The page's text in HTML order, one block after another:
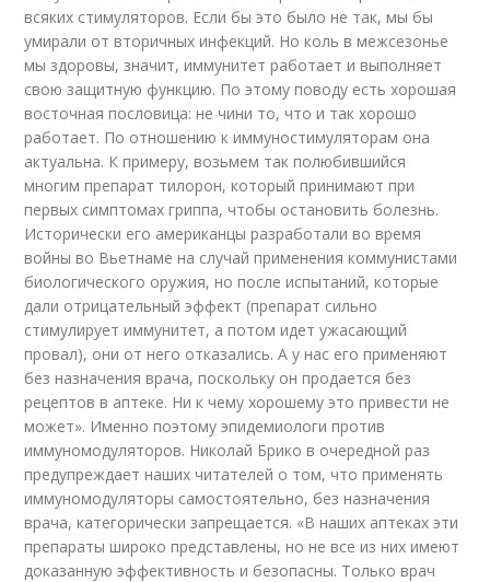
всяких стимуляторов. Если бы это было не так, мы бы
умирали от вторичных инфекций. Но коль в межсезонье
мы здоровы, значит, иммунитет работает и выполняет
свою защитную функцию. По этому поводу есть хорошая
восточная пословица: не чини то, что и так хорошо
работает. По отношению к иммуностимуляторам она
актуальна. К примеру, возьмем так полюбившийся
многим препарат тилорон, который принимают при
первых симптомах гриппа, чтобы остановить болезнь.
Исторически его американцы разработали во время
войны во Вьетнаме на случай применения коммунистами
биологического оружия, но после испытаний, которые
дали отрицательный эффект (препарат сильно
стимулирует иммунитет, а потом идет ужасающий
провал), они от него отказались. А у нас его применяют
без назначения врача, поскольку он продается без
рецептов в аптеке. Ни к чему хорошему это привести не
может». Именно поэтому эпидемиологи против
иммуномодуляторов. Николай Брико в очередной раз
предупреждает наших читателей о том, что применять
иммуномодуляторы самостоятельно, без назначения
врача, категорически запрещается. «В наших аптеках эти
препараты широко представлены, но не все из них имеют
доказанную эффективность и безопасны. Только врач